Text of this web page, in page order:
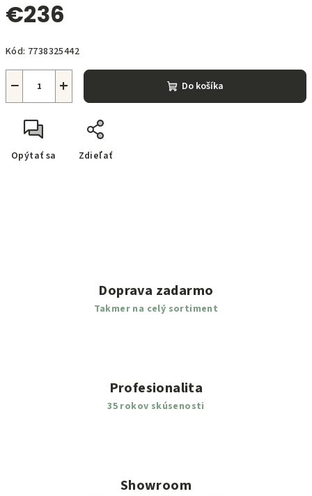
€236
cena:
Kód: 7738325442
+
− Do košíka
Opýtať sa Zdieľať
A
R
M
O
Doprava zadarmo
Takmer na celý sortiment
Profesionalita
35 rokov skúsenosti
Showroom